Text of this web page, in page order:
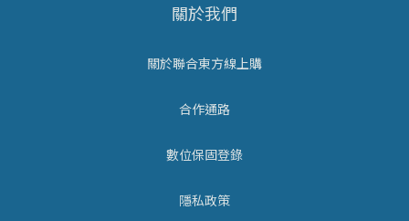
關於我們
關於聯合東方線上購
合作通路
數位保固登錄
隱私政策